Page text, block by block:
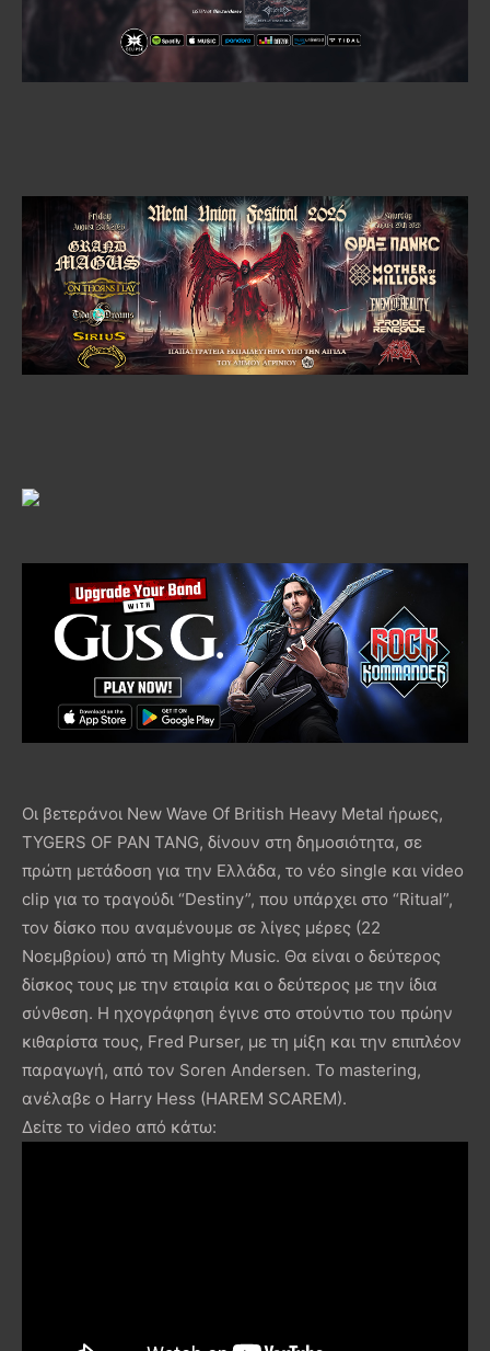
Οι βετεράνοι New Wave Of British Heavy Metal ήρωες,
TYGERS OF PAN TANG, δίνουν στη δημοσιότητα, σε
πρώτη μετάδοση για την Ελλάδα, το νέο single και video
clip για το τραγούδι “Destiny”, που υπάρχει στο “Ritual”,
τον δίσκο που αναμένουμε σε λίγες μέρες (22
Νοεμβρίου) από τη Mighty Music. Θα είναι ο δεύτερος
δίσκος τους με την εταιρία και ο δεύτερος με την ίδια
σύνθεση. Η ηχογράφηση έγινε στο στούντιο του πρώην
κιθαρίστα τους, Fred Purser, με τη μίξη και την επιπλέον
παραγωγή, από τον Soren Andersen. Το mastering,
ανέλαβε ο Harry Hess (HAREM SCAREM).
Δείτε το video από κάτω: